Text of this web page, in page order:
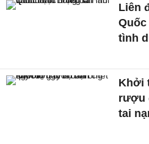
Liên
tình
Khởi
rượu
tai